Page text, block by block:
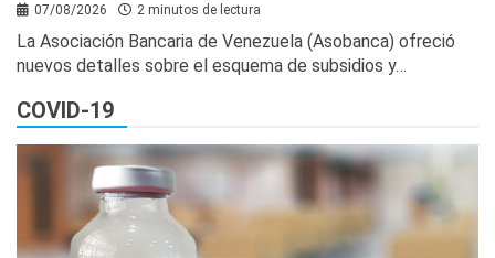
07/08/2026 2 minutos de lectura
La Asociación Bancaria de Venezuela (Asobanca) ofreció
nuevos detalles sobre el esquema de subsidios y…
COVID-19